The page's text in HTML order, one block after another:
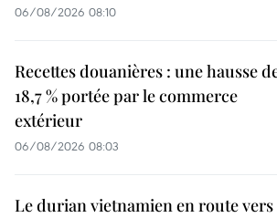
06/08/2026 08:10
Recettes douanières : une hausse
18,7 % portée par le commerce
extérieur
06/08/2026 08:03
Le durian vietnamien en route vers